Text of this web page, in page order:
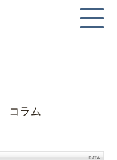
コラム